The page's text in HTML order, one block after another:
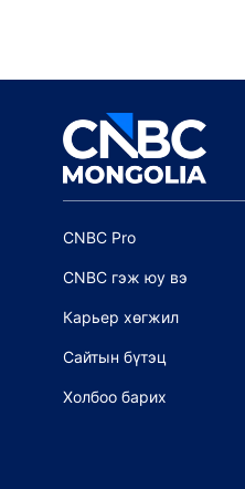
CNBC Pro
CNBC гэж юу вэ
Карьер хөгжил
Сайтын бүтэц
Холбоо барих